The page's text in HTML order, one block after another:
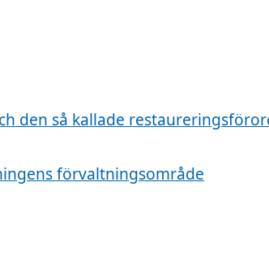
den så kallade
förvaltningsområde